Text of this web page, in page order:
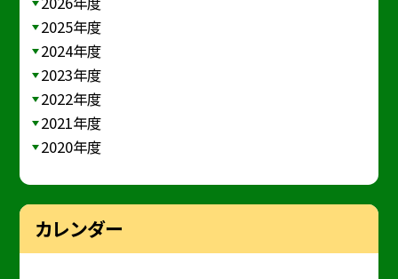
2025年度
2024年度
2023年度
2022年度
2021年度
2020年度
カレンダー